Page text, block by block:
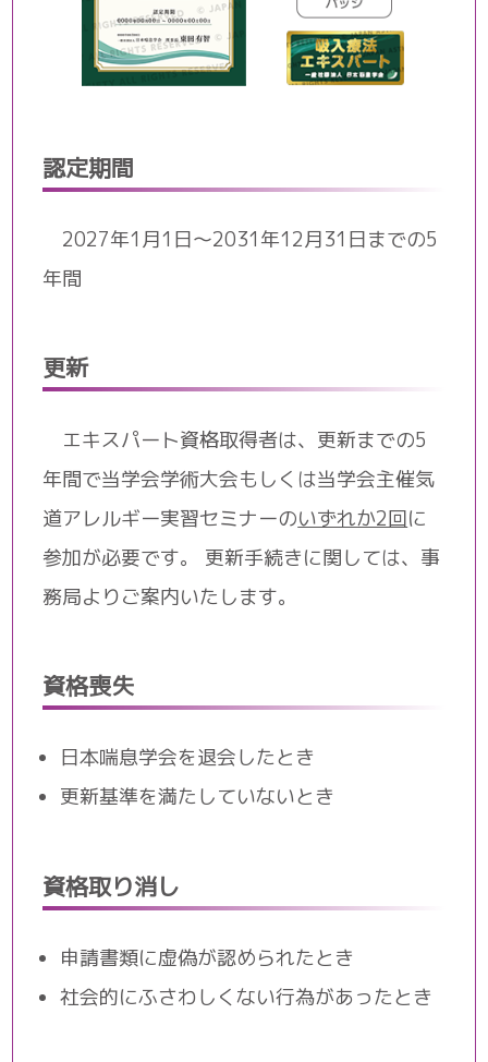
認定期間
2027年1月1日～2031年12月31日までの5
年間
更新
エキスパート資格取得者は、更新までの5
年間で当学会学術大会もしくは当学会主催気
道アレルギー実習セミナーのいずれか2回に
参加が必要です。 更新手続きに関しては、事
務局よりご案内いたします。
資格喪失
日本喘息学会を退会したとき
更新基準を満たしていないとき
資格取り消し
申請書類に虚偽が認められたとき
社会的にふさわしくない行為があったとき